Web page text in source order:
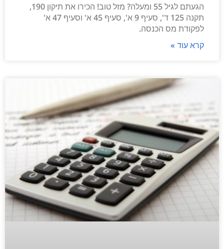
הגעתם לגיל 55 ומעלה? מזל טוב! הכירו את תיקון 190,
תקנה 125 ד', סעיף 9 א', סעיף 45 א' וסעיף 47 א'
לפקודת מס הכנסה.
קרא עוד »